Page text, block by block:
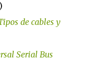
de cables y
Serial Bus